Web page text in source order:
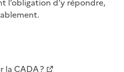
la CADA ?